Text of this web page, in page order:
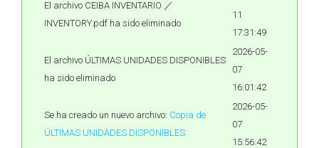
El archivo CEIBA INVENTARIO ／
INVENTORY.pdf ha sido eliminado
11
17:31:49
El archivo ÚLTIMAS UNIDADES DISPONIBLES
ha sido eliminado
2026-05-
07
16:01:42
Se ha creado un nuevo archivo: Copia de
ÚLTIMAS UNIDADES DISPONIBLES
2026-05-
07
15:56:42